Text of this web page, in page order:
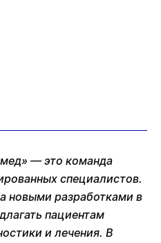
— это команда
специалистов.
новыми разработками в
пациентам
и лечения. В